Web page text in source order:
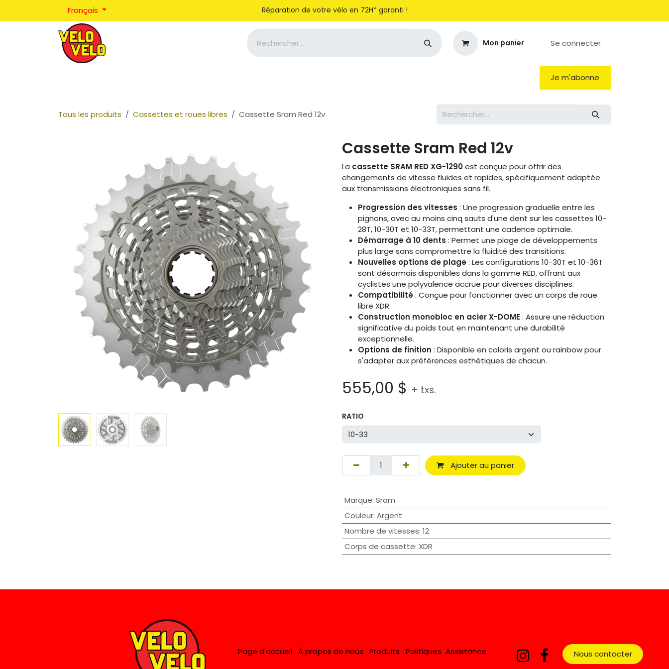
Français Réparation de votre vélo en 72H* garanti !
Mon panier Se connecter
Je m'abonne
Tous les produits Cassettes et roues libres Cassette Sram Red 12v
Cassette Sram Red 12v
La cassette SRAM RED XG-1290est conçue pour offrir des
changements de vitesse fluides et rapides, spécifiquement adaptée
aux transmissions électroniques sans fil.
Progression des vitesses : Une progression graduelle entre les
pignons, avec au moins cinq sauts d'une dent sur les cassettes 10-
28T, 10-30T et 10-33T, permettant une cadence optimale.
Démarrage à 10 dents : Permet une plage de développements
plus large sans compromettre la fluidité des transitions.
Nouvelles options de plage: Les configurations 10-30T et 10-36T
sont désormais disponibles dans la gamme RED, offrant aux
cyclistes une polyvalence accrue pour diverses disciplines.
Compatibilité: Conçue pour fonctionner avec un corps de roue
libre XDR.
Construction monobloc en acier X-DOME : Assure une réduction
significative du poids tout en maintenant une durabilité
exceptionnelle.
Options de finition : Disponible en coloris argent ou rainbow pour
s'adapter aux préférences esthétiques de chacun.
555,00 $ + txs.
RATIO
Ajouter au panier
Marque: Sram
Couleur: Argent
Nombre de vitesses: 12
Corps de cassette: XDR
Page d'accueil À propos de nous Produits Politiques Assistance Nous contacter​​​​​​